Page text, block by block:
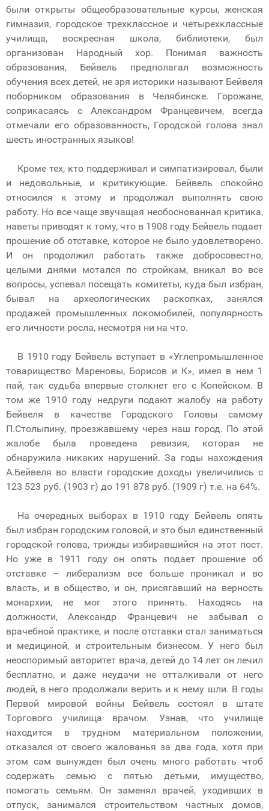
были открыты общеобразовательные курсы, женская
гимназия, городское трехклассное и четырехклассные
училища, воскресная школа, библиотеки, был
организован Народный хор. Понимая важность
образования, Бейвель предполагал возможность
обучения всех детей, не зря историки называют Бейвеля
поборником образования в Челябинске. Горожане,
соприкасаясь с Александром Францевичем, всегда
отмечали его образованность, Городской голова знал
шесть иностранных языков!
Кроме тех, кто поддерживал и симпатизировал, были
и недовольные, и критикующие. Бейвель спокойно
относился к этому и продолжал выполнять свою
работу. Но все чаще звучащая необоснованная критика,
наветы приводят к тому, что в 1908 году Бейвель подает
прошение об отставке, которое не было удовлетворено.
И он продолжил работать также добросовестно,
целыми днями мотался по стройкам, вникал во все
вопросы, успевал посещать комитеты, куда был избран,
бывал на археологических раскопках, занялся
продажей промышленных локомобилей, популярность
его личности росла, несмотря ни на что.
В 1910 году Бейвель вступает в «Углепромышленное
товарищество Мареновы, Борисов и К», имея в нем 1
пай, так судьба впервые столкнет его с Копейском. В
том же 1910 году недруги подают жалобу на работу
Бейвеля в качестве Городского Головы самому
П.Столыпину, проезжавшему через наш город. По этой
жалобе была проведена ревизия, которая не
обнаружила никаких нарушений. За годы нахождения
А.Бейвеля во власти городские доходы увеличились с
123 523 руб. (1903 г) до 191 878 руб. (1909 г) т.е. на 64%.
На очередных выборах в 1910 году Бейвель опять
был избран городским головой, и это был единственный
городской голова, трижды избиравшийся на этот пост.
Но уже в 1911 году он опять подает прошение об
отставке – либерализм все больше проникал и во
власть, и в общество, и он, присягавший на верность
монархии, не мог этого принять. Находясь на
должности, Александр Францевич не забывал о
врачебной практике, и после отставки стал заниматься
и медициной, и строительным бизнесом. У него был
неоспоримый авторитет врача, детей до 14 лет он лечил
бесплатно, и даже неудачи не отталкивали от него
людей, в него продолжали верить и к нему шли. В годы
Первой мировой войны Бейвель состоял в штате
Торгового училища врачом. Узнав, что училище
находится в трудном материальном положении,
отказался от своего жалованья за два года, хотя при
этом сам вынужден был очень много работать чтоб
содержать семью с пятью детьми, имущество,
помогать семьям. Он заменял врачей, уходивших в
отпуск, занимался строительством частных домов,